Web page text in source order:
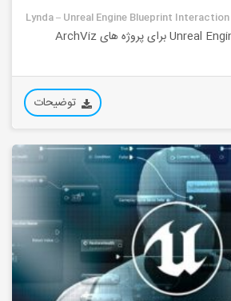
Lynda – Unreal Engine Blueprint
توضیحات